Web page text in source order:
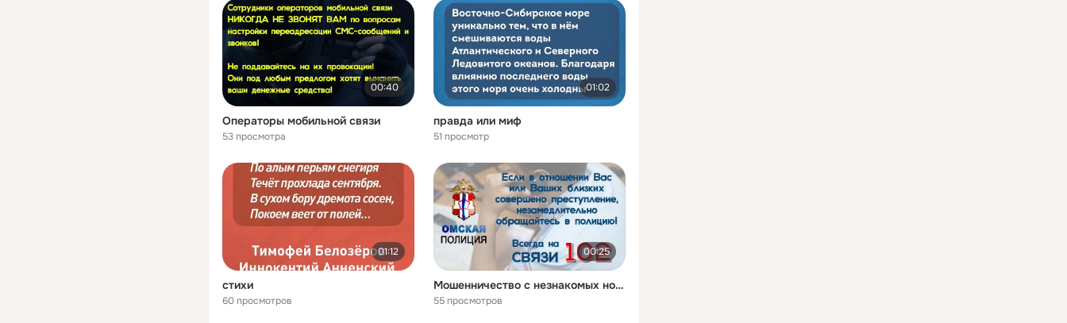
00:40
Операторы мобильной связи
53 просмотра
01:02
правда или миф
51 просмотр
01:12
стихи
60 просмотров
00:25
Мошенничество с незнакомых номеров
55 просмотров